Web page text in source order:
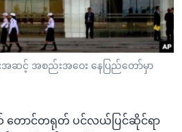
အဆင့် အစည်းအဝေး နေပြည်တော်မှာ
တောင်တရုတ် ပင်လယ်ပြင်ဆိုင်ရာ